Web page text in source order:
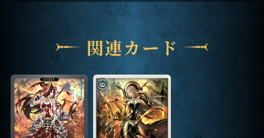
関連カード